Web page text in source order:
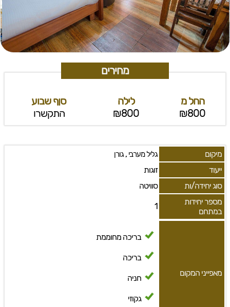
מחירים
החל מ
₪800
לילה
₪800
סןף שבוע
התקשרו
מיקום גליל מערבי, גורן
ייעוד
זוגות
סוג יחידה/ות
סוויטה
מספר יחידות
במתחם
1
מאפייני המקום
בריכה מחוממת
בריכה
חניה
גקוזי